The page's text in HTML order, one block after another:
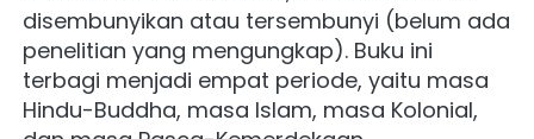
disembunyikan atau tersembunyi (belum ada
penelitian yang mengungkap). Buku ini
terbagi menjadi empat periode, yaitu masa
Hindu-Buddha, masa Islam, masa Kolonial,